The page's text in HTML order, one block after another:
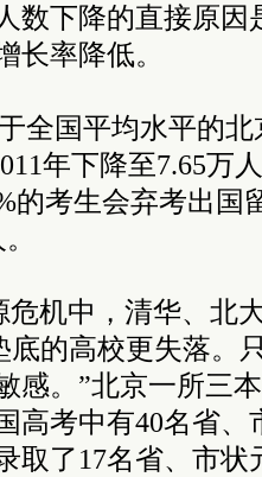
数下降的直接原因
长率降低。
全国平均水平的
年下降至7.65万
的考生会弃考出国
危机中，清华、北
底的高校更失落。
感。”北京一所三
高考中有40名省
取了17名省、市状